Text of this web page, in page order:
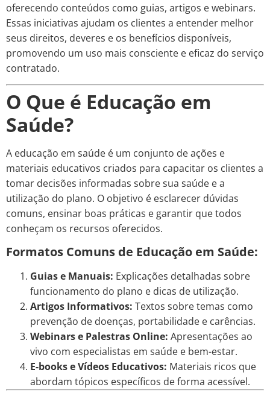
oferecendo conteúdos como guias, artigos e webinars.
Essas iniciativas ajudam os clientes a entender melhor
seus direitos, deveres e os benefícios disponíveis,
promovendo um uso mais consciente e eficaz do serviço
contratado.
O Que é Educação em
Saúde?
A educação em saúde é um conjunto de ações e
materiais educativos criados para capacitar os clientes a
tomar decisões informadas sobre sua saúde e a
utilização do plano. O objetivo é esclarecer dúvidas
comuns, ensinar boas práticas e garantir que todos
conheçam os recursos oferecidos.
Formatos Comuns de Educação em Saúde:
Guias e Manuais: Explicações detalhadas sobre
funcionamento do plano e dicas de utilização.
Artigos Informativos: Textos sobre temas como
prevenção de doenças, portabilidade e carências.
Webinars e Palestras Online: Apresentações ao
vivo com especialistas em saúde e bem-estar.
E-books e Vídeos Educativos: Materiais ricos que
abordam tópicos específicos de forma acessível.